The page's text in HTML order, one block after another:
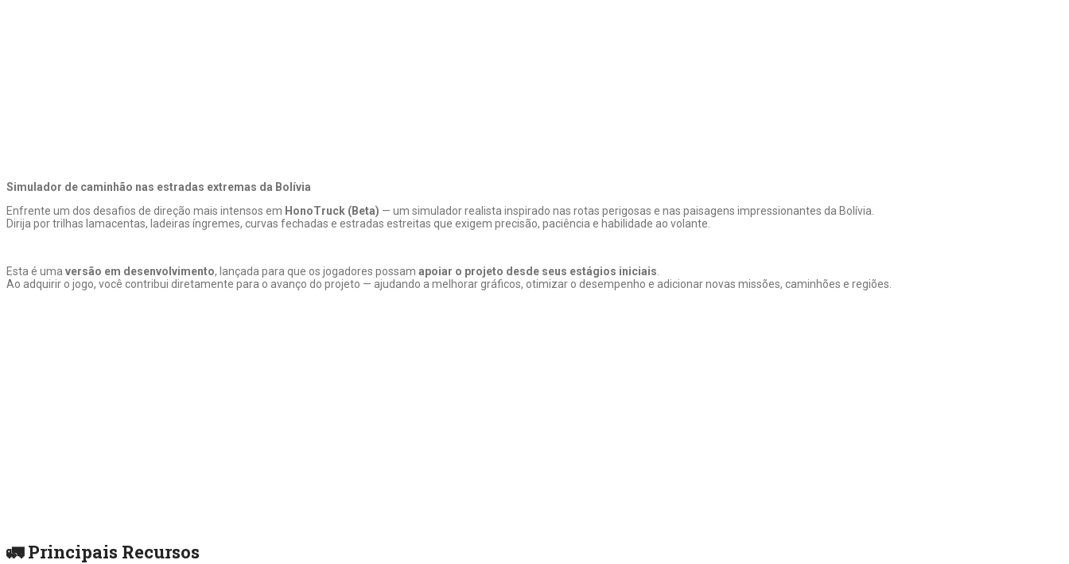
Simulador de caminhão nas estradas extremas da Bolívia
Enfrente um dos desafios de direção mais intensos em HonoTruck (Beta) — um simulador realista inspirado nas rotas perigosas e nas paisagens impressionantes da Bolívia.
Dirija por trilhas lamacentas, ladeiras íngremes, curvas fechadas e estradas estreitas que exigem precisão, paciência e habilidade ao volante.
Esta é uma versão em desenvolvimento, lançada para que os jogadores possam apoiar o projeto desde seus estágios iniciais
Ao adquirir o jogo, você contribui diretamente para o avanço do projeto — ajudando a melhorar gráficos, otimizar o desempenho e adicionar novas missões, caminhões e regiões.
🚛Principais Recursos